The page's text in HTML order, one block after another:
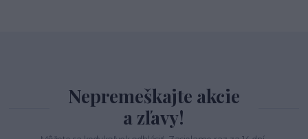
Nepremeškajte akcie
a zľavy!